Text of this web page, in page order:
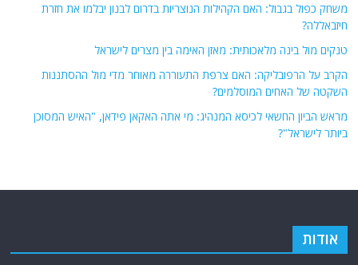
משחק כפול בגבול: האם הקהילות הנוצריות בדרום לבנון יבלמו את חזרת
חיזבאללה?
טנקים מול בינה מלאכותית: מאזן האימה בין מצרים לישראל
הקרב על הרפובליקה: האם צרפת התעוררה מאוחר מדי מול ההסתננות
השקטה של האחים המוסלמים?
מראש הביון החשאי לכיסא המנהיג: מי אתה האקאן פידאן, "האיש המסוכן
ביותר לישראל"?
אודות